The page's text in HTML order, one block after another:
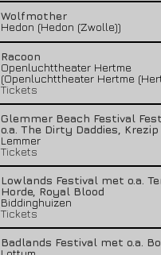
Wolfmother
Hedon (Hedon (Zwolle))
Racoon
Openluchttheater Hertme
(Openluchttheater Hertme
Tickets
Glemmer Beach Festival
o.a. The Dirty Daddies, Krezip
Lemmer
Tickets
Lowlands Festival met o.a.
Horde, Royal Blood
Biddinghuizen
Tickets
Badlands Festival met o.a.